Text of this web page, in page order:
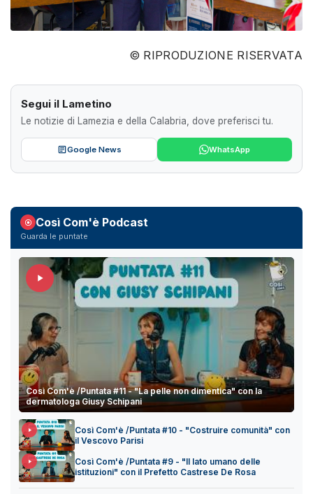
© RIPRODUZIONE RISERVATA
Segui il Lametino
Le notizie di Lamezia e della Calabria, dove preferisci tu.
Google News WhatsApp
Così Com'è Podcast
Guarda le puntate
Così Com'è /Puntata #11 - "La pelle non dimentica" con la
dermatologa Giusy Schipani
Così Com'è /Puntata #10 - "Costruire comunità" con
il Vescovo Parisi
Così Com'è /Puntata #9 - "Il lato umano delle
istituzioni" con il Prefetto Castrese De Rosa